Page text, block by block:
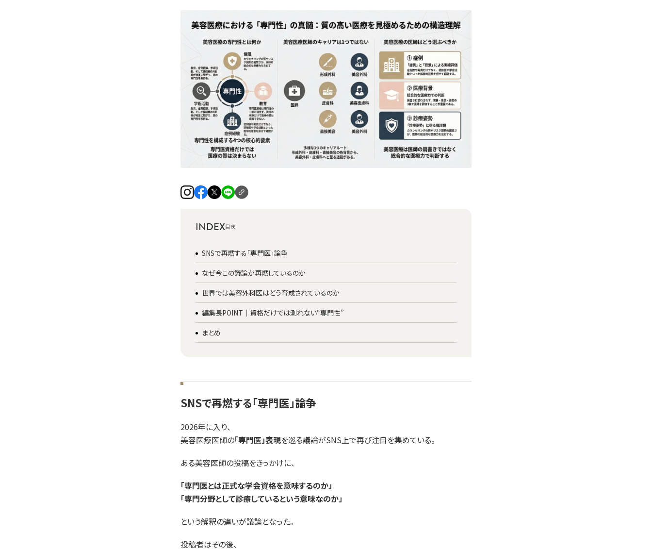
INDEX
SNSで再燃する「専門医」論争
なぜ今この議論が再燃しているのか
世界では美容外科医はどう育成されているのか
編集長POINT｜資格だけでは測れない“専門性”
まとめ
SNSで再燃する「専門医」論争
2026年に入り、
美容医療医師の「専門医」表現を巡る議論がSNS上で再び注目を集めている。
ある美容医師の投稿をきっかけに、
「専門医とは正式な学会資格を意味するのか」
「専門分野として診療しているという意味なのか」
という解釈の違いが議論となった。
投稿者はその後、